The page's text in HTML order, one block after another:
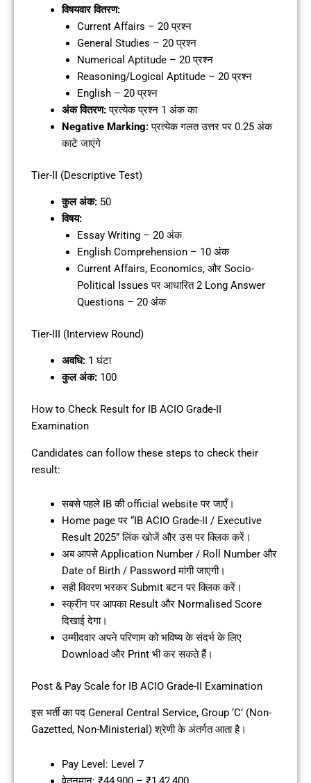
विषयवार वितरण:
Current Affairs – 20 प्रश्न
General Studies – 20 प्रश्न
Numerical Aptitude – 20 प्रश्न
Reasoning/Logical Aptitude – 20 प्रश्न
English – 20 प्रश्न
अंक वितरण:प्रत्येक प्रश्न 1 अंक का
Negative Marking:प्रत्येक गलत उत्तर पर 0.25 अंक
काटे जाएंगे
Tier-II (Descriptive Test)
कुल अंक:50
विषय:
Essay Writing – 20 अंक
English Comprehension – 10 अंक
Current Affairs, Economics, और Socio-
Political Issues पर आधारित 2 Long Answer
Questions – 20 अंक
Tier-III (Interview Round)
अवधि:1 घंटा
कुल अंक:100
How to Check Result for IB ACIO Grade-II
Examination
Candidates can follow these steps to check their
result:
सबसे पहले IB की official website पर जाएँ।
Home page पर “IB ACIO Grade-II / Executive
Result 2025” लिंक खोजें और उस पर क्लिक करें।
अब आपसे Application Number / Roll Number और
Date of Birth / Password मांगी जाएगी।
सही विवरण भरकर Submit बटन पर क्लिक करें।
स्क्रीन पर आपका Result और Normalised Score
दिखाई देगा।
उम्मीदवार अपने परिणाम को भविष्य के संदर्भ के लिए
Download और Print भी कर सकते हैं।
Post & Pay Scale for IB ACIO Grade-II Examination
इस भर्ती का पद General Central Service, Group ‘C’ (Non-
Gazetted, Non-Ministerial) श्रेणी के अंतर्गत आता है।
Pay Level: Level 7